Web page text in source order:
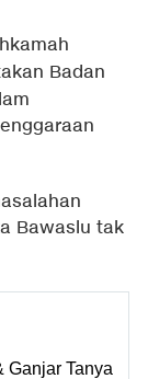
Badan
Bawaslu tak
Ganjar Tanya